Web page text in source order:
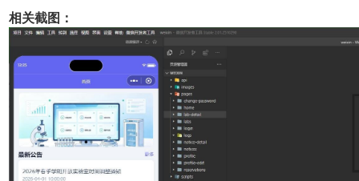
相关截图：